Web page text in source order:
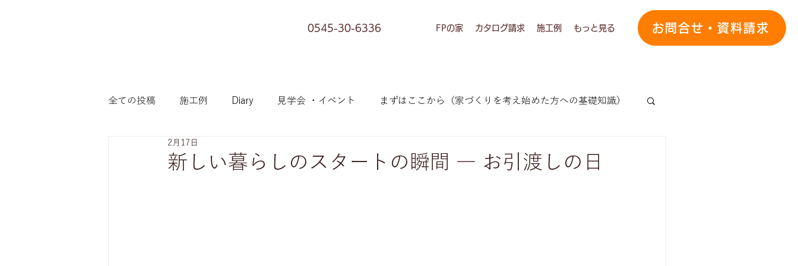
0545-30-6336 FPの家 カタログ請求 施工例 もっと見る お問合せ・資料請求
全ての投稿 施工例 Diary 見学会 ・イベント まずはここから（家づくりを考え始めた方への基礎知識）
賢い家づくり（こだわりたい方への情報）
新しい暮らしのスタートの瞬間 ― お引渡しの日
2月17日